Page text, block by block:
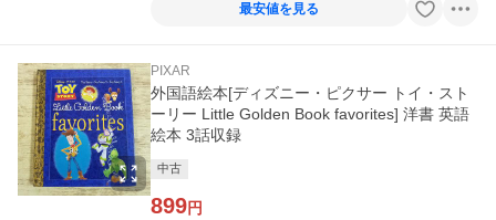
最安値を見る
PIXAR
外国語絵本[ディズニー・ピクサー トイ・スト
ーリー Little Golden Book favorites] 洋書 英語
絵本 3話収録
中古
899円